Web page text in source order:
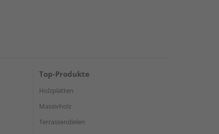
Top-Produkte
Holzplatten
Massivholz
Terrassendielen